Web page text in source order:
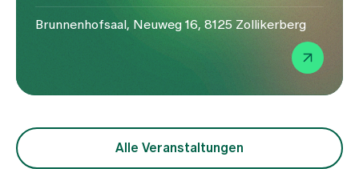
Brunnenhofsaal, Neuweg 16, 8125 Zollikerberg
Alle Veranstaltungen